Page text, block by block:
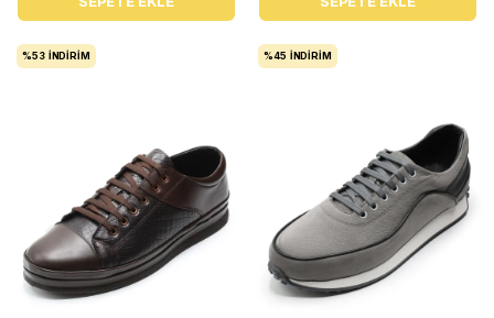
%53 İNDIRIM %45 İNDIRIM